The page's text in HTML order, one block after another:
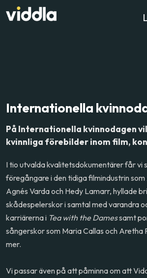
Internationella
På Internationella kvinnodagen
kvinnliga förebilder inom film,
I tio utvalda kvalitetsdokumentärer får vi
föregångare i den tidiga filmindustrin
Agnés Varda och Hedy Lamarr, hyllade
skådespelerskor i samtal med varandra
karriärerna i Tea with the Damessamt
sångerskor som Maria Callas och Aretha
mer.
Vi passar även på att påminna om att